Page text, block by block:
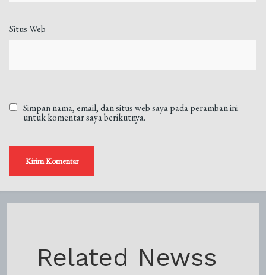
Situs Web
Simpan nama, email, dan situs web saya pada peramban ini
untuk komentar saya berikutnya.
Related Newss